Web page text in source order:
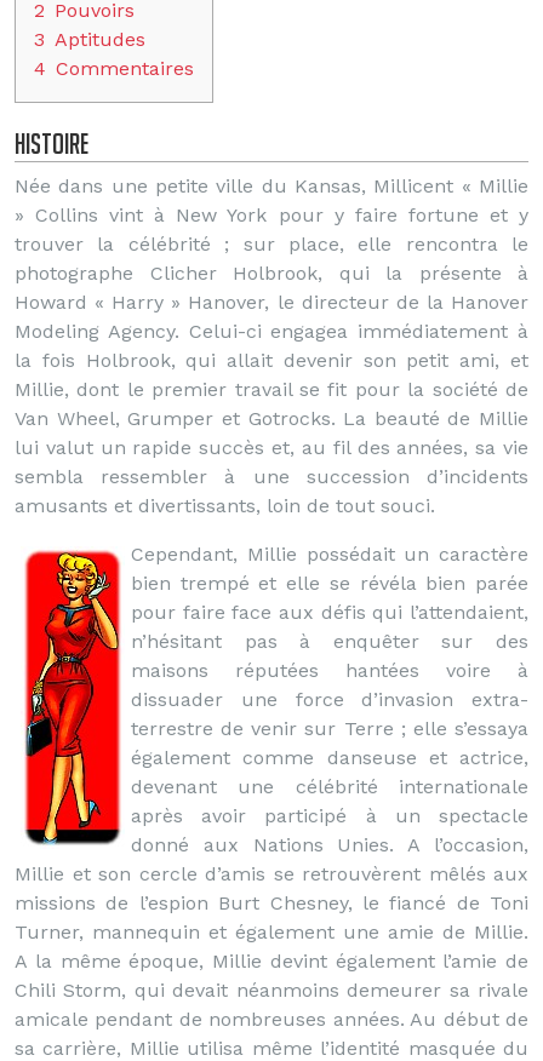
2 Pouvoirs
3 Aptitudes
4 Commentaires
Histoire
Née dans une petite ville du Kansas, Millicent « Millie
» Collins vint à New York pour y faire fortune et y
trouver la célébrité ; sur place, elle rencontra le
photographe Clicher Holbrook, qui la présente à
Howard « Harry » Hanover, le directeur de la Hanover
Modeling Agency. Celui-ci engagea immédiatement à
la fois Holbrook, qui allait devenir son petit ami, et
Millie, dont le premier travail se fit pour la société de
Van Wheel, Grumper et Gotrocks. La beauté de Millie
lui valut un rapide succès et, au fil des années, sa vie
sembla ressembler à une succession d’incidents
amusants et divertissants, loin de tout souci.
Cependant, Millie possédait un caractère
bien trempé et elle se révéla bien parée
pour faire face aux défis qui l’attendaient,
n’hésitant pas à enquêter sur des
maisons réputées hantées voire à
dissuader une force d’invasion extra-
terrestre de venir sur Terre ; elle s’essaya
également comme danseuse et actrice,
devenant une célébrité internationale
après avoir participé à un spectacle
donné aux Nations Unies. A l’occasion,
Millie et son cercle d’amis se retrouvèrent mêlés aux
missions de l’espion Burt Chesney, le fiancé de Toni
Turner, mannequin et également une amie de Millie.
A la même époque, Millie devint également l’amie de
Chili Storm, qui devait néanmoins demeurer sa rivale
amicale pendant de nombreuses années. Au début de
sa carrière, Millie utilisa même l’identité masquée du